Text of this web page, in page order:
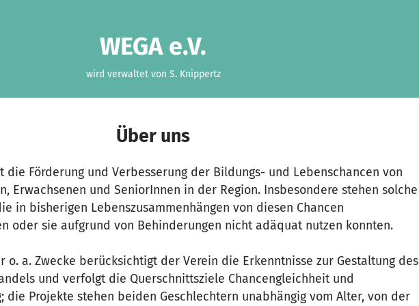
WEGA e.V.
wird verwaltet von S. Knippertz
Über uns
die Förderung und Verbesserung der Bildungs- und Lebenschancen von
Erwachsenen und SeniorInnen in der Region. Insbesondere stehen solche
in bisherigen Lebenszusammenhängen von diesen Chancen
oder sie aufgrund von Behinderungen nicht adäquat nutzen konnten.
o. a. Zwecke berücksichtigt der Verein die Erkenntnisse zur Gestaltung des
und verfolgt die Querschnittsziele Chancengleichheit und
die Projekte stehen beiden Geschlechtern unabhängig vom Alter, von der